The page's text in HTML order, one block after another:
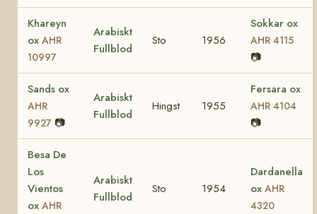
Khareyn
ox AHR
10997
Arabiskt
Fullblod
Sto 1956
Sokkar ox
AHR 4115
📷
Sands ox
AHR
9927 📷
Arabiskt
Fullblod
Hingst 1955
Fersara ox
AHR 4104
📷
Besa De
Los
Vientos
ox AHR
Arabiskt
Fullblod
Sto 1954
Dardanella
ox AHR
4320